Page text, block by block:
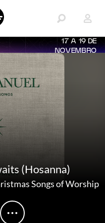
17 A 19 DE
NOVEMBRO
(Hosanna)
Songs of Worship